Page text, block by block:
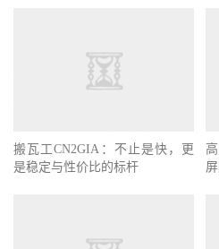
搬瓦工CN2GIA：不止是快，更
是稳定与性价比的标杆